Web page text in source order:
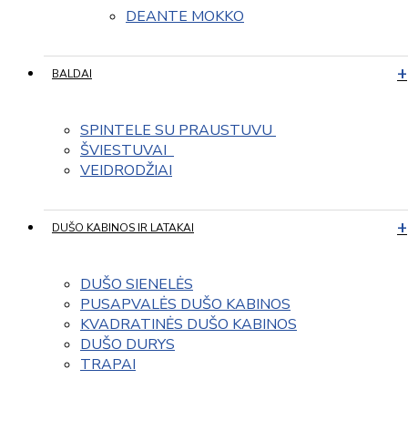
DEANTE MOKKO
BALDAI
SPINTELE SU PRAUSTUVU
ŠVIESTUVAI
VEIDRODŽIAI
DUŠO KABINOS IR LATAKAI
DUŠO SIENELĖS
PUSAPVALĖS DUŠO KABINOS
KVADRATINĖS DUŠO KABINOS
DUŠO DURYS
TRAPAI